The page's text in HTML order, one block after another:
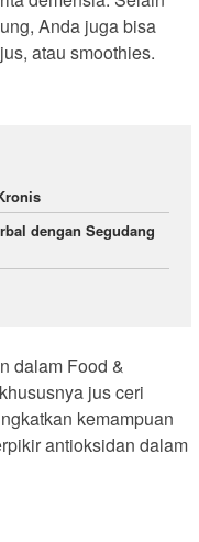
Anda juga bisa
atau smoothies.
dengan Segudang
dalam Food &
jus ceri
kemampuan
antioksidan dalam